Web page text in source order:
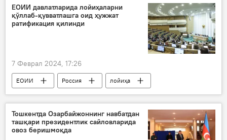
Инвестициялар ва ташқи савдо вазирлиги
ЕОИИ давлатларида лойиҳаларни
қўллаб-қувватлашга оид ҳужжат
ратификация қилинди
7 Феврал 2024, 17:26
ЕОИИ Россия
лойиҳа
Ўзбекистон ва ЕОИИ
Тошкентда Озарбайжоннинг навбатдан
ташқари президентлик сайловларида
овоз беришмоқда